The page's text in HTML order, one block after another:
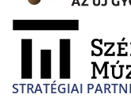
STRATÉGIAI